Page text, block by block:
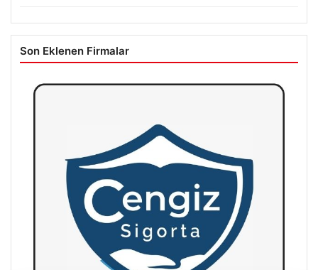
Son Eklenen Firmalar